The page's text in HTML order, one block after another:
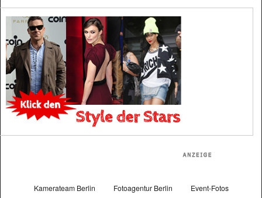
Kamerateam Berlin Fotoagentur Berlin Event-Fotos